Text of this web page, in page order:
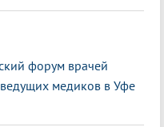
форум врачей
медиков в Уфе